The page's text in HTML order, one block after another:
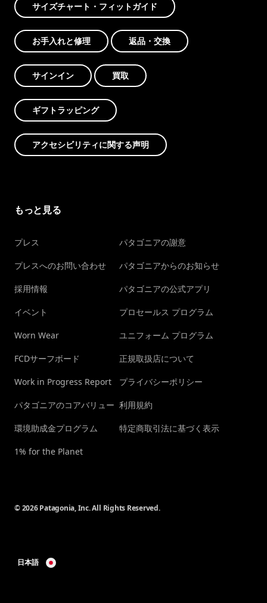
サイズチャート・フィットガイド
お手入れと修理 返品・交換
サインイン 買取
ギフトラッピング
アクセシビリティに関する声明
もっと見る
プレス
プレスへのお問い合わせ
採用情報
イベント
Worn Wear
FCDサーフボード
Work in Progress Report
パタゴニアのコアバリュー
環境助成金プログラム
1% for the Planet
パタゴニアの謝意
パタゴニアからのお知らせ
パタゴニアの公式アプリ
プロセールス プログラム
ユニフォーム プログラム
正規取扱店について
プライバシーポリシー
利用規約
特定商取引法に基づく表示
© 2026 Patagonia, Inc. All Rights Reserved.
日本語